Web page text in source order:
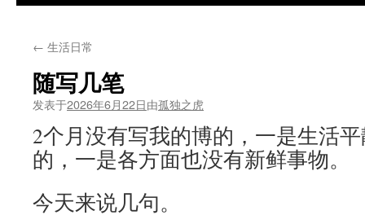
文← 生活日常
随写几笔
发表于2026年6月22日由孤独之虎
2个月没有写我的博的，一是生活
的，一是各方面也没有新鲜事物。
今天来说几句。